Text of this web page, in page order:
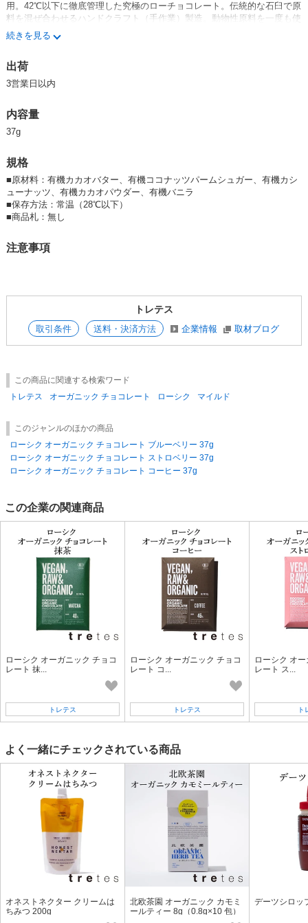
用。42℃以下に徹底管理した究極のローチョコレート。伝統的な石臼で原
料を混ぜ合わせるハンドクラフト（手作業）製造。動物性原料を一度も使
用したことがないビーガン対応工場で製造。
すさ。乳アレルギーの方にもおすすめ。
シューナッツ、有機カカオパウダー、有機バニラ
【賞味期限】 製造より18か月
ギフト
続きを見る
出荷
3営業日以内
内容量
37g
規格
■原材料：有機カカオバター、有機ココナッツパームシュガー、有機カシ
ューナッツ、有機カカオパウダー、有機バニラ
■保存方法：常温（28℃以下）
■商品札：無し
注意事項
トレテス
取引条件 送料・決済方法 企業情報 取材ブログ
この商品に関連する検索ワード
トレテス
オーガニック チョコレート ローシク マイルド
このジャンルのほかの商品
ローシク オーガニック チョコレート ブルーベリー 37g
ローシク オーガニック チョコレート ストロベリー 37g
ローシク オーガニック チョコレート コーヒー 37g
この企業の関連商品
ローシク オーガニック チョコ
レート 抹...
トレテス
ローシク オーガニック チョコ
レート コ...
トレテス
ローシク オ
レート ス...
ト
よく一緒にチェックされている商品
オネストネクター クリームは
ちみつ 200g
北欧茶園 オーガニック カモミ
ールティー 8g（0.8g×10 包）
デーツシロッ